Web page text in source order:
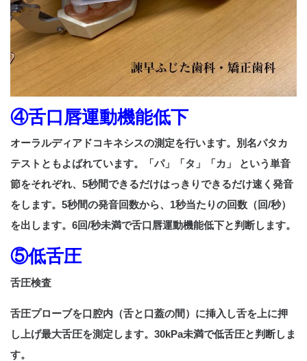
④舌口唇運動機能低下
オーラルディアドコキネシスの測定を行います。別名パタカ
テストともよばれています。「パ」「タ」「カ」 という単音
節をそれぞれ、5秒間できるだけはっきりできるだけ速く発音
をします。5秒間の発音回数から、1秒当たりの回数（回/秒）
を出します。6回/秒未満で舌口唇運動機能低下と判断します。
⑤低舌圧
舌圧検査
舌圧プローブを口腔内（舌と口蓋の間）に挿入し舌を上に押
し上げ最大舌圧を測定します。30kPa未満で低舌圧と判断しま
す。